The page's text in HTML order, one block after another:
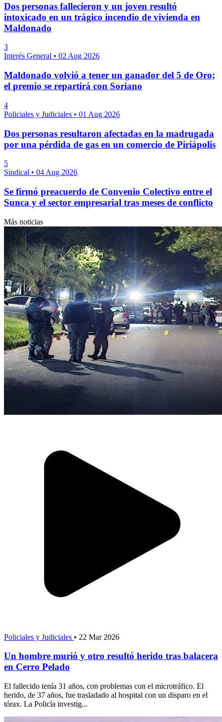
Dos personas fallecieron y un joven resultó
intoxicado en un trágico incendio de vivienda en
Maldonado
3
Interés General • 02 Aug 2026
Maldonado volvió a tener un ganador del 5 de Oro;
el premio se repartirá con Soriano
4
Policiales y Judiciales • 01 Aug 2026
Dos personas resultaron afectadas en la madrugada
por una pérdida de gas en un comercio de Piriápolis
5
Sindical • 04 Aug 2026
Se firmó preacuerdo de Convenio Colectivo entre el
Sunca y el sector empresarial tras meses de conflicto
Más noticias
Policiales y Judiciales • 22 Mar 2026
Un hombre murió y otro resultó herido tras balacera
en Cerro Pelado
El fallecido tenía 31 años, con problemas con el microtráfico. El
herido, de 37 años, fue trasladado al hospital con un disparo en el
tórax. La Policía investig...